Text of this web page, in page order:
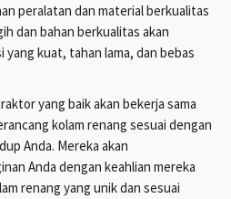
peralatan dan material berkualitas
dan bahan berkualitas akan
kuat, tahan lama, dan bebas
yang baik akan bekerja sama
kolam renang sesuai dengan
Anda. Mereka akan
Anda dengan keahlian mereka
renang yang unik dan sesuai